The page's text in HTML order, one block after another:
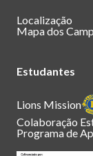
Localização
Mapa dos
Estudantes
Lions Mission
Colaboração
Programa de